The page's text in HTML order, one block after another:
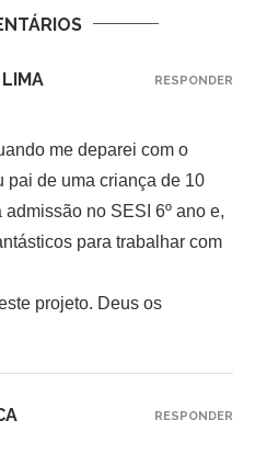
me deparei com o
pai de uma criança de 10
no SESI 6º ano e,
para trabalhar com
projeto. Deus os
RESPONDER
RESPONDER